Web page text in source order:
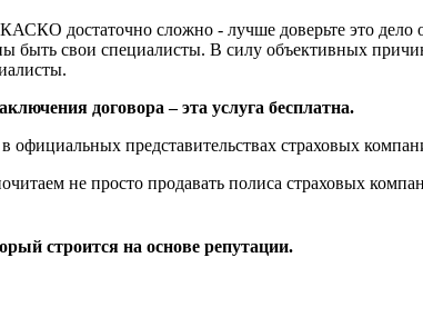
достаточно сложно - лучше доверьте это
быть свои специалисты. В силу объективных
договора – эта услуга бесплатна.
представительствах страховых
не просто продавать полиса страховых
строится на основе репутации.